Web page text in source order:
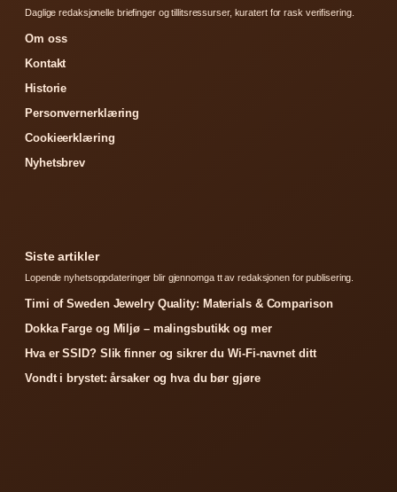
Daglige redaksjonelle briefinger og tillitsressurser, kuratert for rask verifisering.
Om oss
Kontakt
Historie
Personvernerklæring
Cookieerklæring
Nyhetsbrev
Siste artikler
Lopende nyhetsoppdateringer blir gjennomga tt av redaksjonen for publisering.
Timi of Sweden Jewelry Quality: Materials & Comparison
Dokka Farge og Miljø – malingsbutikk og mer
Hva er SSID? Slik finner og sikrer du Wi-Fi-navnet ditt
Vondt i brystet: årsaker og hva du bør gjøre